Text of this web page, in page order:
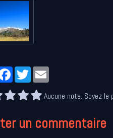
FacebookTwitter
Aucune note. Soyez
un commentaire